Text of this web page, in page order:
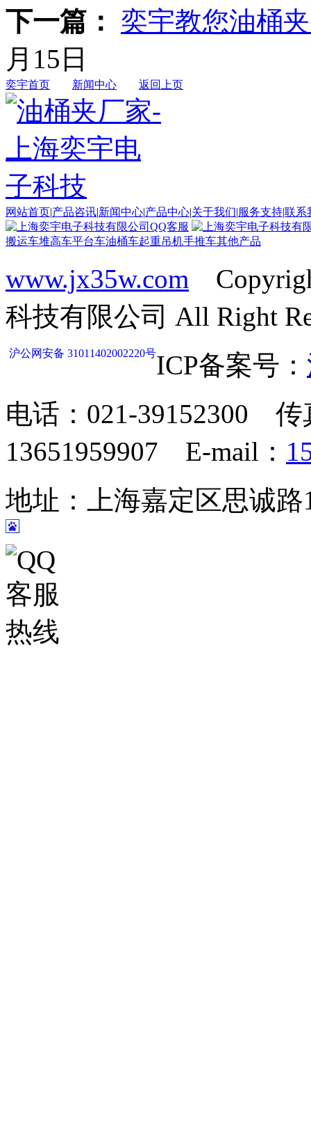
下一篇：
奕宇教您油桶
月15日
奕宇首页 新闻中心 返回上页
网站首页|产品咨讯|新闻中心|产品中心|关于我们|服务支持|联系
搬运车堆高车平台车油桶车起重吊机手推车其他产品
www.jx35w.com
科技有限公司 All Right
沪公网安备 31011402002220号ICP备案号：
电话：021-39152300
13651959907 E-mail：
地址：上海嘉定区思诚